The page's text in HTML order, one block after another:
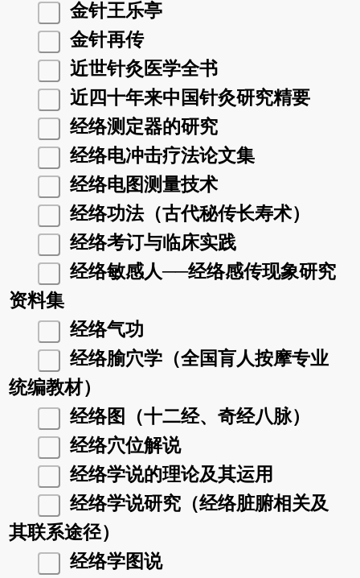
金针王乐亭
金针再传
近世针灸医学全书
近四十年来中国针灸研究精要
经络测定器的研究
经络电冲击疗法论文集
经络电图测量技术
经络功法（古代秘传长寿术）
经络考订与临床实践
经络敏感人──经络感传现象研究
资料集
经络气功
经络腧穴学（全国肓人按摩专业
统编教材）
经络图（十二经、奇经八脉）
经络穴位解说
经络学说的理论及其运用
经络学说研究（经络脏腑相关及
其联系途径）
经络学图说